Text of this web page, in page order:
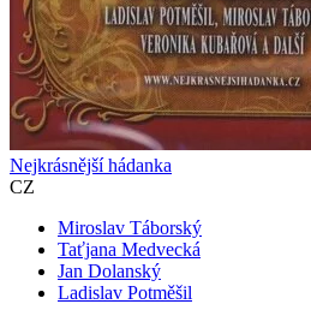
Nejkrásnější hádanka
CZ
Miroslav Táborský
Taťjana Medvecká
Jan Dolanský
Ladislav Potměšil